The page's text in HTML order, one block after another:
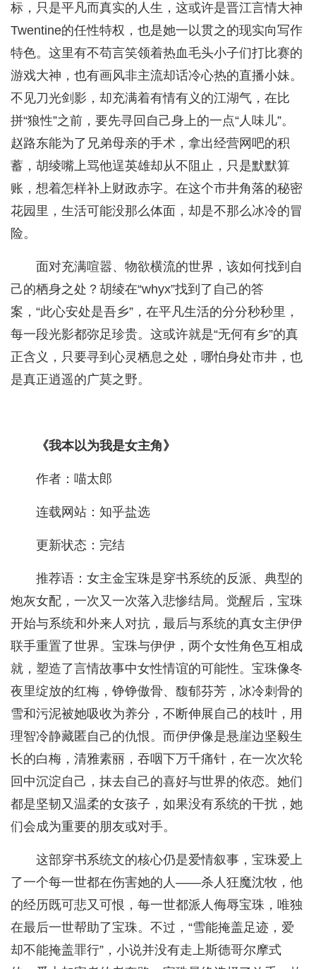
标，只是平凡而真实的人生，这或许是晋江言情大神
Twentine的任性特权，也是她一以贯之的现实向写作
特色。这里有不苟言笑领着热血毛头小子们打比赛的
游戏大神，也有画风非主流却话冷心热的直播小妹。
不见刀光剑影，却充满着有情有义的江湖气，在比
拼“狼性”之前，要先寻回自己身上的一点“人味儿”。
赵路东能为了兄弟母亲的手术，拿出经营网吧的积
蓄，胡绫嘴上骂他逞英雄却从不阻止，只是默默算
账，想着怎样补上财政赤字。在这个市井角落的秘密
花园里，生活可能没那么体面，却是不那么冰冷的冒
险。
面对充满喧嚣、物欲横流的世界，该如何找到自
己的栖身之处？胡绫在“whyx”找到了自己的答
案，“此心安处是吾乡”，在平凡生活的分分秒秒里，
每一段光影都弥足珍贵。这或许就是“无何有乡”的真
正含义，只要寻到心灵栖息之处，哪怕身处市井，也
是真正逍遥的广莫之野。
《我本以为我是女主角》
作者：喵太郎
连载网站：知乎盐选
更新状态：完结
推荐语：女主金宝珠是穿书系统的反派、典型的
炮灰女配，一次又一次落入悲惨结局。觉醒后，宝珠
开始与系统和外来人对抗，最后与系统的真女主伊伊
联手重置了世界。宝珠与伊伊，两个女性角色互相成
就，塑造了言情故事中女性情谊的可能性。宝珠像冬
夜里绽放的红梅，铮铮傲骨、馥郁芬芳，冰冷刺骨的
雪和污泥被她吸收为养分，不断伸展自己的枝叶，用
理智冷静藏匿自己的仇恨。而伊伊像是悬崖边坚毅生
长的白梅，清雅素丽，吞咽下万千痛针，在一次次轮
回中沉淀自己，抹去自己的喜好与世界的依恋。她们
都是坚韧又温柔的女孩子，如果没有系统的干扰，她
们会成为重要的朋友或对手。
这部穿书系统文的核心仍是爱情叙事，宝珠爱上
了一个每一世都在伤害她的人——杀人狂魔沈牧，他
的经历既可悲又可恨，每一世都派人侮辱宝珠，唯独
在最后一世帮助了宝珠。不过，“雪能掩盖足迹，爱
却不能掩盖罪行”，小说并没有走上斯德哥尔摩式